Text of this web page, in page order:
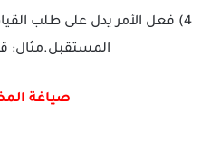
4) فعل الأمر يدل على طلب
المستقبل.مثال:
صياغة